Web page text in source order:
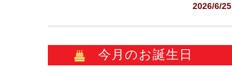
2026/6/25
今月のお誕生日